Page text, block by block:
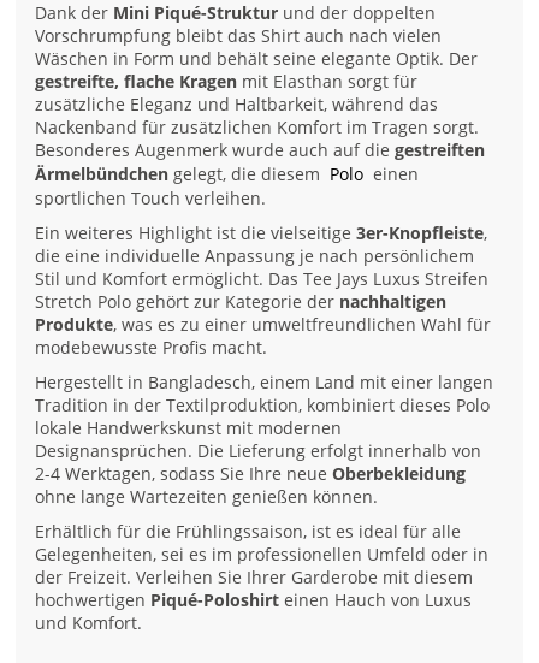
Dank der Mini Piqué-Struktur und der doppelten
Vorschrumpfung bleibt das Shirt auch nach vielen
Wäschen in Form und behält seine elegante Optik. Der
gestreifte, flache Kragen mit Elasthan sorgt für
zusätzliche Eleganz und Haltbarkeit, während das
Nackenband für zusätzlichen Komfort im Tragen sorgt.
Besonderes Augenmerk wurde auch auf diegestreiften
Ärmelbündchen gelegt, die diesem Polo einen
sportlichen Touch verleihen.
Ein weiteres Highlight ist die vielseitige3er-Knopfleiste,
die eine individuelle Anpassung je nach persönlichem
Stil und Komfort ermöglicht. Das Tee Jays Luxus Streifen
Stretch Polo gehört zur Kategorie der nachhaltigen
Produkte, was es zu einer umweltfreundlichen Wahl für
modebewusste Profis macht.
Hergestellt in Bangladesch, einem Land mit einer langen
Tradition in der Textilproduktion, kombiniert dieses Polo
lokale Handwerkskunst mit modernen
Designansprüchen. Die Lieferung erfolgt innerhalb von
2-4 Werktagen, sodass Sie Ihre neueOberbekleidung
ohne lange Wartezeiten genießen können.
Erhältlich für die Frühlingssaison, ist es ideal für alle
Gelegenheiten, sei es im professionellen Umfeld oder in
der Freizeit. Verleihen Sie Ihrer Garderobe mit diesem
hochwertigen Piqué-Poloshirt einen Hauch von Luxus
und Komfort.